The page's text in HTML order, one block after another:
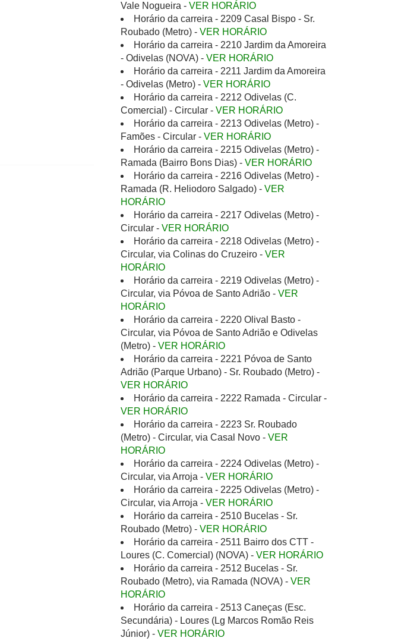
Vale Nogueira - VER HORÁRIO
Horário da carreira - 2209 Casal Bispo - Sr.
Roubado (Metro) - VER HORÁRIO
Horário da carreira - 2210 Jardim da Amoreira
- Odivelas (NOVA) - VER HORÁRIO
Horário da carreira - 2211 Jardim da Amoreira
- Odivelas (Metro) - VER HORÁRIO
Horário da carreira - 2212 Odivelas (C.
Comercial) - Circular - VER HORÁRIO
Horário da carreira - 2213 Odivelas (Metro) -
Famões - Circular - VER HORÁRIO
Horário da carreira - 2215 Odivelas (Metro) -
Ramada (Bairro Bons Dias) - VER HORÁRIO
Horário da carreira - 2216 Odivelas (Metro) -
Ramada (R. Heliodoro Salgado) - VER
HORÁRIO
Horário da carreira - 2217 Odivelas (Metro) -
Circular - VER HORÁRIO
Horário da carreira - 2218 Odivelas (Metro) -
Circular, via Colinas do Cruzeiro - VER
HORÁRIO
Horário da carreira - 2219 Odivelas (Metro) -
Circular, via Póvoa de Santo Adrião - VER
HORÁRIO
Horário da carreira - 2220 Olival Basto -
Circular, via Póvoa de Santo Adrião e Odivelas
(Metro) - VER HORÁRIO
Horário da carreira - 2221 Póvoa de Santo
Adrião (Parque Urbano) - Sr. Roubado (Metro) -
VER HORÁRIO
Horário da carreira - 2222 Ramada - Circular -
VER HORÁRIO
Horário da carreira - 2223 Sr. Roubado
(Metro) - Circular, via Casal Novo - VER
HORÁRIO
Horário da carreira - 2224 Odivelas (Metro) -
Circular, via Arroja - VER HORÁRIO
Horário da carreira - 2225 Odivelas (Metro) -
Circular, via Arroja - VER HORÁRIO
Horário da carreira - 2510 Bucelas - Sr.
Roubado (Metro) - VER HORÁRIO
Horário da carreira - 2511 Bairro dos CTT -
Loures (C. Comercial) (NOVA) - VER HORÁRIO
Horário da carreira - 2512 Bucelas - Sr.
Roubado (Metro), via Ramada (NOVA) - VER
HORÁRIO
Horário da carreira - 2513 Caneças (Esc.
Secundária) - Loures (Lg Marcos Romão Reis
Júnior) - VER HORÁRIO